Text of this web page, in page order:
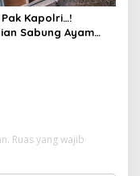
Kapolri…!
Sabung Ayam
Ruas yang wajib